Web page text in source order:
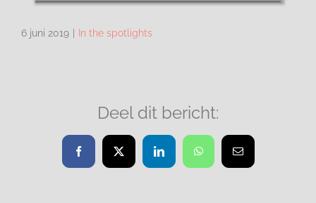
6 juni 2019 In the spotlights
Deel dit bericht:
FacebookX LinkedInWhatsApp
E-
mail